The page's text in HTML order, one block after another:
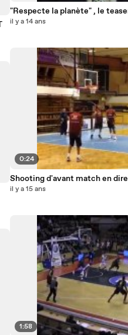
"Respecte la planète" , le
il y a 14 ans
0:24
Shooting d'avant match en
il y a 15 ans
1:58